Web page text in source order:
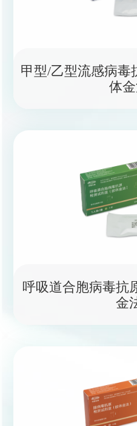
甲型/乙型流感病毒
体金
呼吸道合胞病毒抗
金